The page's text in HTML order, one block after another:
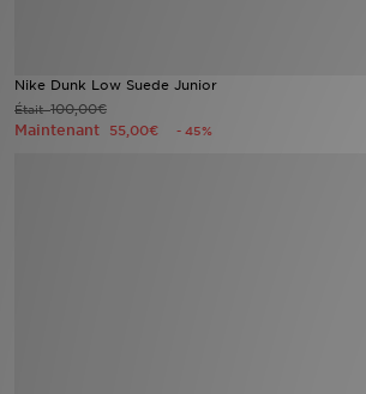
Nike Dunk Low Suede Junior
Était100,00€
Maintenant 55,00€ - 45%
Nos Magasins
Télécharge l'Appli